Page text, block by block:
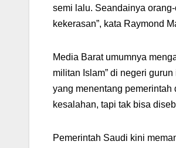
semi lalu. Seandainya
kekerasan”, kata Raymond
Media Barat umumnya
militan Islam” di negeri
yang menentang pemerintah
kesalahan, tapi tak bisa
Pemerintah Saudi kini